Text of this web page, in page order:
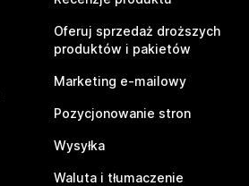
Oferuj sprzedaż droższych
produktów i pakietów
Marketing e-mailowy
Pozycjonowanie stron
Wysyłka
Waluta i tłumaczenie